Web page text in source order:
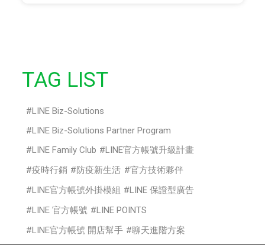
TAG LIST
LINE Biz-Solutions
LINE Biz-Solutions Partner Program
LINE Family Club
LINE官方帳號升級計畫
疫時行銷
防疫新生活
官方技術夥伴
LINE官方帳號外掛模組
LINE 保證型廣告
LINE 官方帳號
LINE POINTS
LINE官方帳號 開店幫手
聊天進階方案